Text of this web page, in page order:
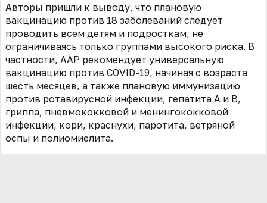
Авторы пришли к выводу, что плановую
вакцинацию против 18 заболеваний следует
проводить всем детям и подросткам, не
ограничиваясь только группами высокого риска. В
частности, ААР рекомендует универсальную
вакцинацию против COVID-19, начиная с возраста
шесть месяцев, а также плановую иммунизацию
против ротавирусной инфекции, гепатита A и B,
гриппа, пневмококковой и менингококковой
инфекции, кори, краснухи, паротита, ветряной
оспы и полиомиелита.